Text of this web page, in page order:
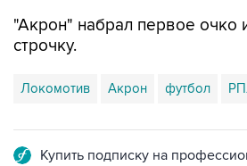
"Акрон" набрал первое очко
строчку.
Локомотив Акрон футбол
Купить подписку на